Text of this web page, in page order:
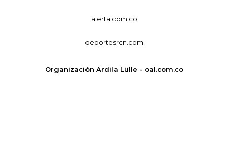
alerta.com.co
deportesrcn.com
Organización Ardila Lülle - oal.com.co